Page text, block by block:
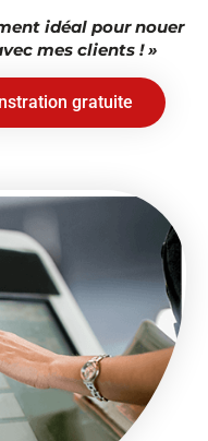
idéal pour nouer
mes clients ! »
gratuite